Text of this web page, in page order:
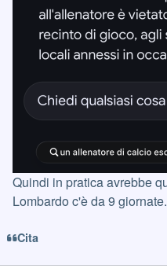
Quindi in pratica avrebbe
Lombardo c'è da 9
Cita